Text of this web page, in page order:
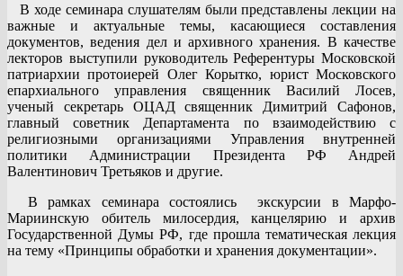
В ходе семинара слушателям были представлены лекции на
важные и актуальные темы, касающиеся составления
документов, ведения дел и архивного хранения. В качестве
лекторов выступили руководитель Референтуры Московской
патриархии протоиерей Олег Корытко, юрист Московского
епархиального управления священник Василий Лосев,
ученый секретарь ОЦАД священник Димитрий Сафонов,
главный советник Департамента по взаимодействию с
религиозными организациями Управления внутренней
политики Администрации Президента РФ Андрей
Валентинович Третьяков и другие.
В рамках семинара состоялись экскурсии в Марфо-
Мариинскую обитель милосердия, канцелярию и архив
Государственной Думы РФ, где прошла тематическая лекция
на тему «Принципы обработки и хранения документации».